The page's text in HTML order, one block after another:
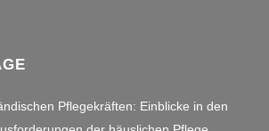
Pflegekräften: Einblicke in den